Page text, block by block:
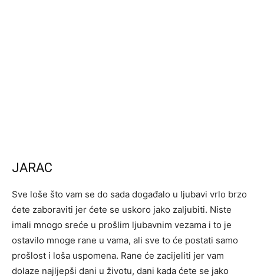
JARAC
Sve loše što vam se do sada događalo u ljubavi vrlo brzo
ćete zaboraviti jer ćete se uskoro jako zaljubiti. Niste
imali mnogo sreće u prošlim ljubavnim vezama i to je
ostavilo mnoge rane u vama, ali sve to će postati samo
prošlost i loša uspomena. Rane će zacijeliti jer vam
dolaze najljepši dani u životu, dani kada ćete se jako